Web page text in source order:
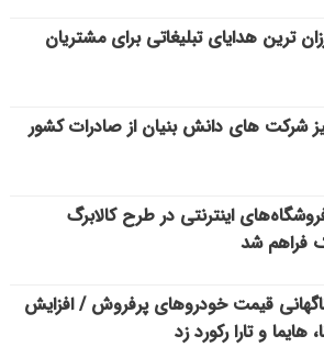
ترین هدایای تبلیغاتی برای مشتریان
شرکت های دانش بنیان از صادرات کشور
اینترنتی در طرح کالابرگ
فراهم شد
قیمت خودروهای پرفروش / افزایش
هایما و تارا رکورد زد